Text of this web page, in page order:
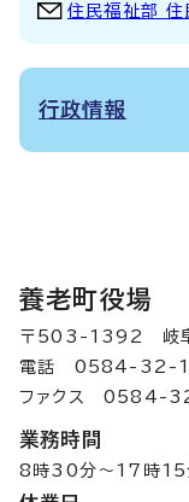
住民福祉部 住
行政情報
養老町役場
〒503-1392 岐阜
電話 0584-32-
ファクス 0584-
業務時間
8時30分～17時15